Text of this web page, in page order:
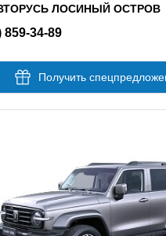
ЛОСИНЫЙ ОСТРОВ
859-34-89
Получить